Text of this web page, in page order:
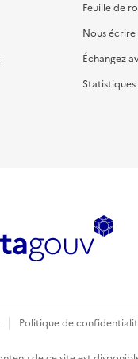
Feuille de
Nous écrire
Échangez
Statistiques
Politique de